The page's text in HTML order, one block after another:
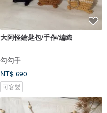
大阿怪鑰匙包/手作/編織
勾勾手
NT$ 690
可客製